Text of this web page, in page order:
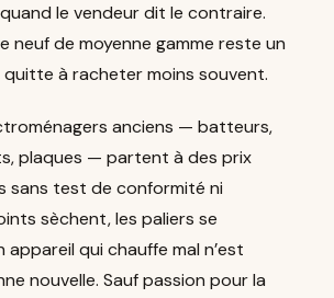
le vendeur dit le contraire.
neuf de moyenne gamme reste un
quitte à racheter moins souvent.
anciens — batteurs,
plaques — partent à des prix
sans test de conformité ni
sèchent, les paliers se
qui chauffe mal n’est
nouvelle. Sauf passion pour la